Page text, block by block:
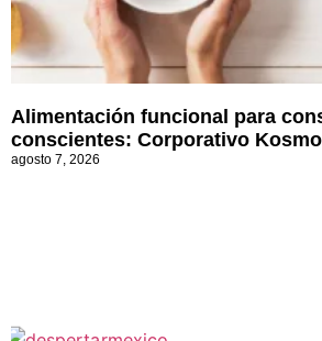
Alimentación funcional para
conscientes: Corporativo
agosto 7, 2026